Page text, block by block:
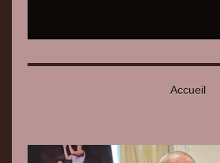
Accueil